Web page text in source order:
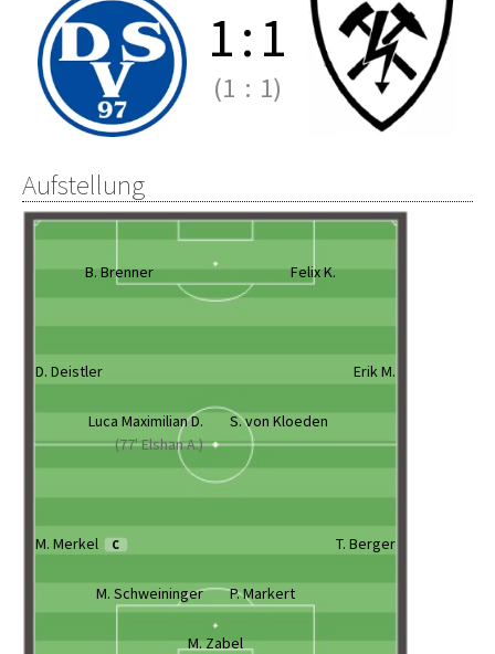
1:1
(1 : 1)
Aufstellung
B. Brenner Felix K.
D. Deistler Erik M.
Luca Maximilian D.
(77' Elshan A.)
S. von Kloeden
M. Merkel C T. Berger
M. Schweininger P. Markert
M. Zabel